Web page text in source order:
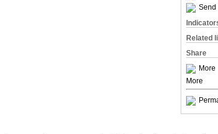
Send
Related
Share
More
More